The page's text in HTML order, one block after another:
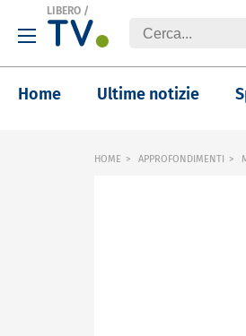
LIBERO /
Home Ultime notizie
HOME APPROFONDIMENTI